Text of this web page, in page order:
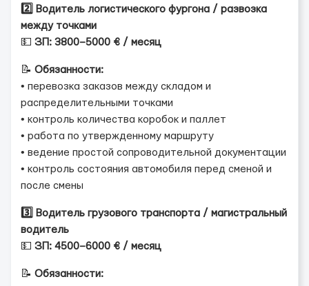
2️⃣ Водитель логистического фургона / развозка
между точками
💵 ЗП: 3800–5000 € / месяц
📝 Обязанности:
• перевозка заказов между складом и
распределительными точками
• контроль количества коробок и паллет
• работа по утвержденному маршруту
• ведение простой сопроводительной документации
• контроль состояния автомобиля перед сменой и
после смены
3️⃣ Водитель грузового транспорта / магистральный
водитель
💵 ЗП: 4500–6000 € / месяц
📝 Обязанности: